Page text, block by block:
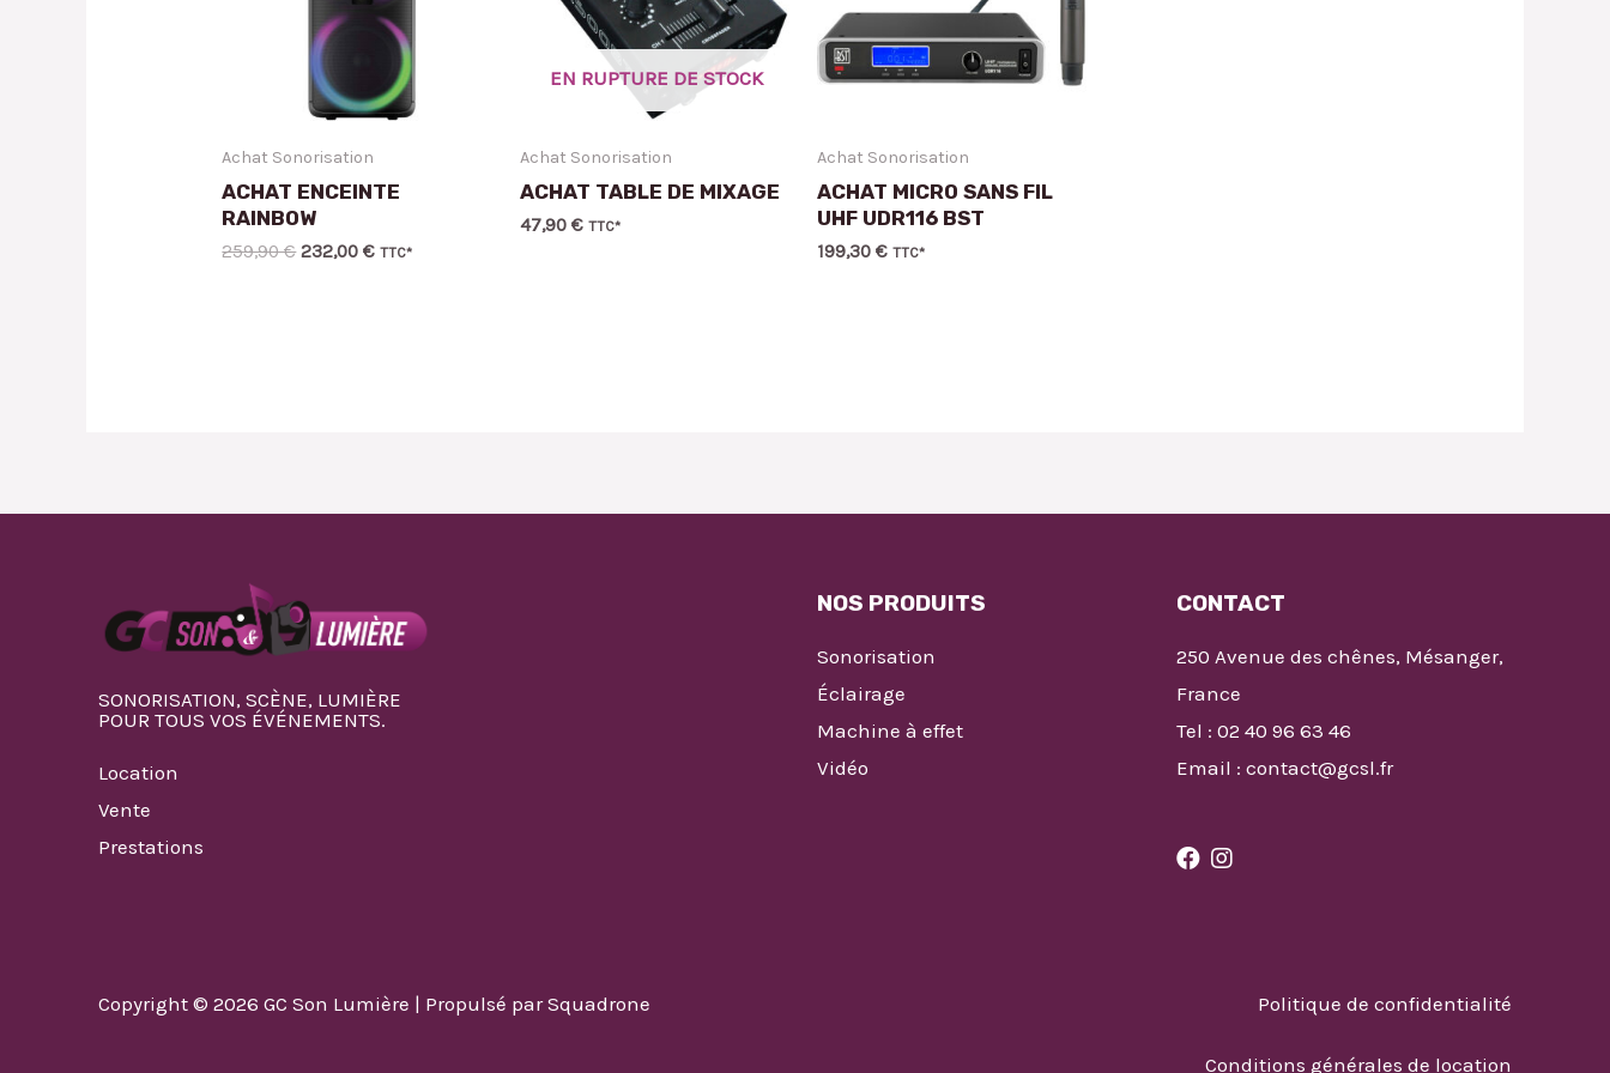
Achat Sonorisation
ACHAT ENCEINTE
RAINBOW
259,90€ 232,00€ TTC*
EN RUPTURE DE STOCK
Achat Sonorisation
ACHAT TABLE DE MIXAGE
47,90 € TTC*
Achat Sonorisation
ACHAT MICRO SANS FIL
UHF UDR116 BST
199,30 € TTC*
SONORISATION, SCÈNE, LUMIÈRE
POUR TOUS VOS ÉVÉNEMENTS.
Location
Vente
Prestations
NOS PRODUITS
Sonorisation
Éclairage
Machine à effet
Vidéo
CONTACT
250 Avenue des chênes, Mésanger,
France
Tel : 02 40 96 63 46
Email : contact@gcsl.fr
Copyright © 2026 GC Son Lumière | Propulsé par Squadrone Politique de confidentialité
Conditions générales de location